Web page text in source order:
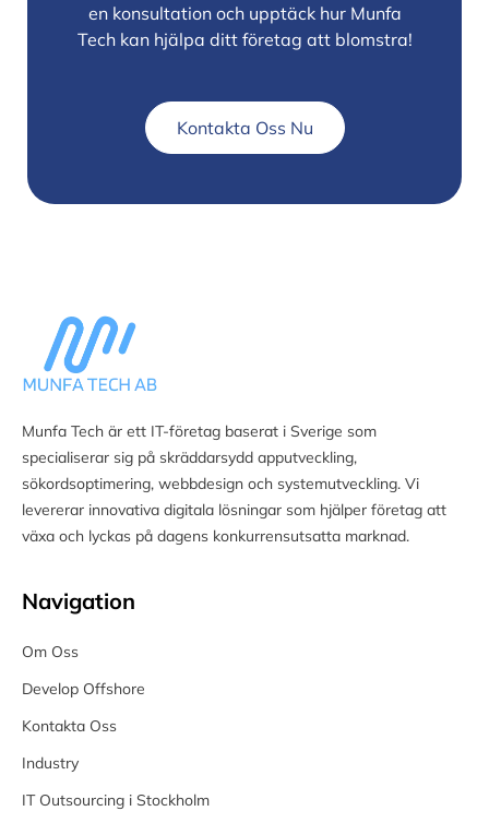
en konsultation och upptäck hur Munfa
Tech kan hjälpa ditt företag att blomstra!
Kontakta Oss Nu
Munfa Tech är ett IT-företag baserat i Sverige som
specialiserar sig på skräddarsydd apputveckling,
sökordsoptimering, webbdesign och systemutveckling. Vi
levererar innovativa digitala lösningar som hjälper företag att
växa och lyckas på dagens konkurrensutsatta marknad.
Navigation
Om Oss
Develop Offshore
Kontakta Oss
Industry
IT Outsourcing i Stockholm